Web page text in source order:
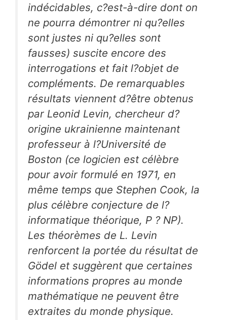
indécidables, c?est-à-dire dont on
ne pourra démontrer ni qu?elles
sont justes ni qu?elles sont
fausses) suscite encore des
interrogations et fait l?objet de
compléments. De remarquables
résultats viennent d?être obtenus
par Leonid Levin, chercheur d?
origine ukrainienne maintenant
professeur à l?Université de
Boston (ce logicien est célèbre
pour avoir formulé en 1971, en
même temps que Stephen Cook, la
plus célèbre conjecture de l?
informatique théorique, P ? NP).
Les théorèmes de L. Levin
renforcent la portée du résultat de
Gödel et suggèrent que certaines
informations propres au monde
mathématique ne peuvent être
extraites du monde physique.